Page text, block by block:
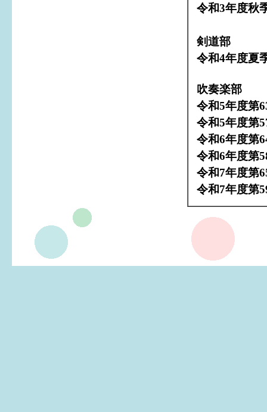
令和3年度秋
剣道部
令和4年度夏
吹奏楽部
令和5年度第
令和5年度第
令和6年度第
令和6年度第
令和7年度第
令和7年度第